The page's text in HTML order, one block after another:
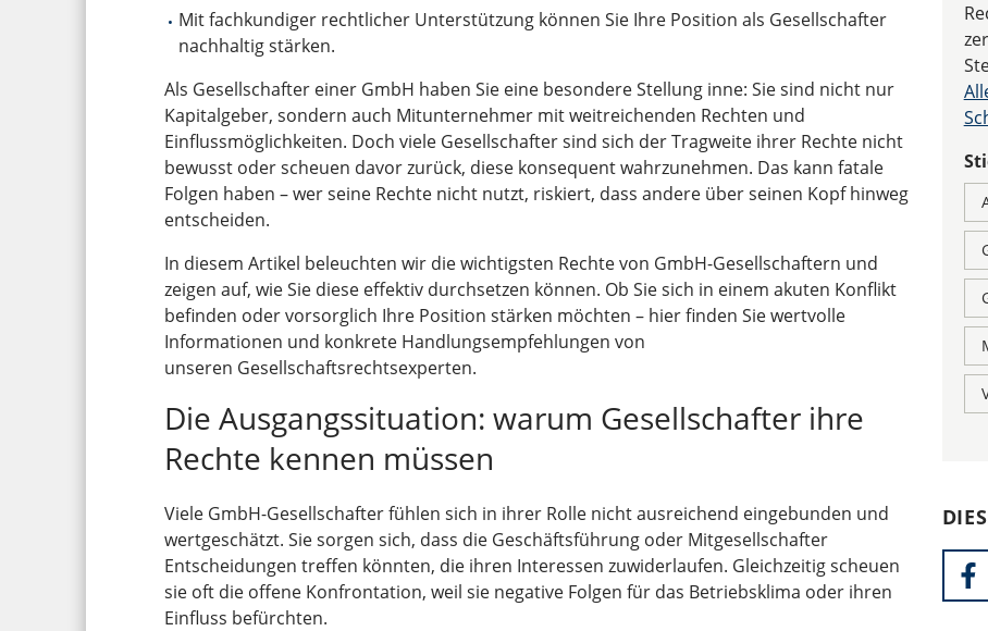
Mit fachkundiger rechtlicher Unterstützung können Sie Ihre Position als Gesellschafter
nachhaltig stärken.
Als Gesellschafter einer GmbH haben Sie eine besondere Stellung inne: Sie sind nicht nur
Kapitalgeber, sondern auch Mitunternehmer mit weitreichenden Rechten und
Einflussmöglichkeiten. Doch viele Gesellschafter sind sich der Tragweite ihrer Rechte nicht
bewusst oder scheuen davor zurück, diese konsequent wahrzunehmen. Das kann fatale
Folgen haben – wer seine Rechte nicht nutzt, riskiert, dass andere über seinen Kopf hinweg
entscheiden.
In diesem Artikel beleuchten wir die wichtigsten Rechte von GmbH-Gesellschaftern und
zeigen auf, wie Sie diese effektiv durchsetzen können. Ob Sie sich in einem akuten Konflikt
befinden oder vorsorglich Ihre Position stärken möchten – hier finden Sie wertvolle
Informationen und konkrete Handlungsempfehlungen von
unseren Gesellschaftsrechtsexperten.
Die Ausgangssituation: warum Gesellschafter ihre
Rechte kennen müssen
Viele GmbH-Gesellschafter fühlen sich in ihrer Rolle nicht ausreichend eingebunden und
wertgeschätzt. Sie sorgen sich, dass die Geschäftsführung oder Mitgesellschafter
Entscheidungen treffen könnten, die ihren Interessen zuwiderlaufen. Gleichzeitig scheuen
sie oft die offene Konfrontation, weil sie negative Folgen für das Betriebsklima oder ihren
Einfluss befürchten.